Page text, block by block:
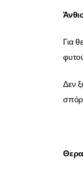
Για
Δεν